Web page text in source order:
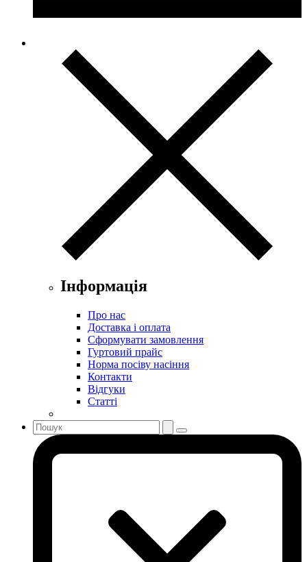
Інформація
Про нас
Доставка і оплата
Сформувати замовлення
Гуртовий прайс
Норма посіву насіння
Контакти
Відгуки
Статті